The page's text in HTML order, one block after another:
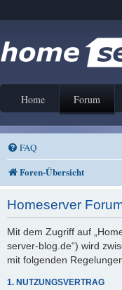
Home Forum
FAQ
Foren-Übersicht
Homeserver
Mit dem Zugriff auf
server-blog.de“) wird
mit folgenden
1. NUTZUNGSVERTRAG